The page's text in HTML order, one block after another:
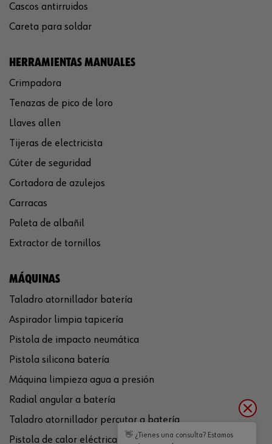
Cascos antirruidos
Careta para soldar
HERRAMIENTAS MANUALES
Crimpadora
Tenazas de pico de loro
Llaves allen
Tijeras de electricista
Cúter de seguridad
Cortadora de azulejos
Carracas
Paleta de albañil
Extractor de tornillos
MÁQUINAS
Taladro atornillador batería
Aspirador limpia tapicería
Pistola de impacto neumática
Pistola silicona batería
Máquina limpieza agua a presión
Radial angular a batería
Taladro atornillador percutor a batería
Pistola de calor eléctrica
👋 ¿Tienes una consulta? Estamos